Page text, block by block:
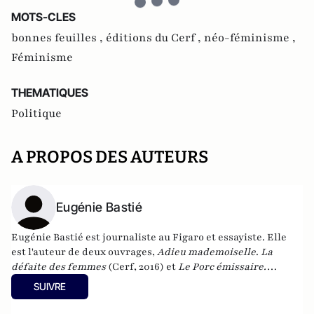
MOTS-CLES
bonnes feuilles , éditions du Cerf , néo-féminisme ,
Féminisme
THEMATIQUES
Politique
A PROPOS DES AUTEURS
Eugénie Bastié
Eugénie Bastié est journaliste au Figaro et essayiste. Elle
est l'auteur de deux ouvrages, Adieu mademoiselle. La
défaite des femmes(Cerf, 2016) et Le Porc émissaire.
Terreur ou contre-révolution
SUIVRE